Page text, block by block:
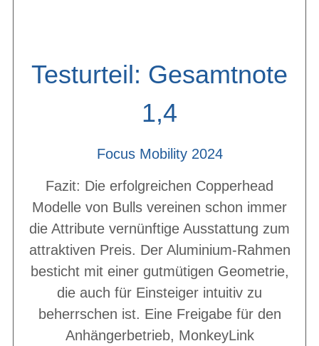
Testurteil: Gesamtnote
1,4
Focus Mobility 2024
Fazit: Die erfolgreichen Copperhead
Modelle von Bulls vereinen schon immer
die Attribute vernünftige Ausstattung zum
attraktiven Preis. Der Aluminium-Rahmen
besticht mit einer gutmütigen Geometrie,
die auch für Einsteiger intuitiv zu
beherrschen ist. Eine Freigabe für den
Anhängerbetrieb, MonkeyLink